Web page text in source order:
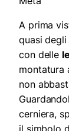
A prima
quasi
con delle
montatura
non
cerniera,
il simbolo